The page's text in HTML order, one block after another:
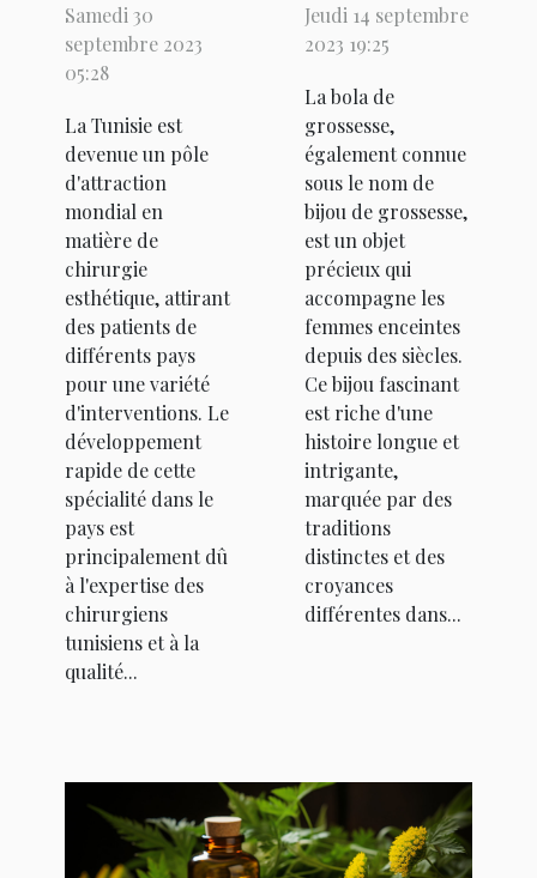
chirurgie
esthétique
Samedi 30
septembre 2023
05:28
La Tunisie est
devenue un pôle
d'attraction
mondial en
matière de
chirurgie
esthétique, attirant
des patients de
différents pays
pour une variété
d'interventions. Le
développement
rapide de cette
spécialité dans le
pays est
principalement dû
à l'expertise des
chirurgiens
tunisiens et à la
qualité...
grossesse à
siècles
Jeudi 14 septembre
2023 19:25
La bola de
grossesse,
également connue
sous le nom de
bijou de grossesse,
est un objet
précieux qui
accompagne les
femmes enceintes
depuis des siècles.
Ce bijou fascinant
est riche d'une
histoire longue et
intrigante,
marquée par des
traditions
distinctes et des
croyances
différentes dans...